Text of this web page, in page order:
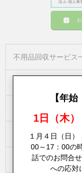
不用品回収サービス
遺品整理／生前整理
買取りサービスにつ
【年
1日（木）
１月４日（日）
00～17：00の
話でのお問合
への応対